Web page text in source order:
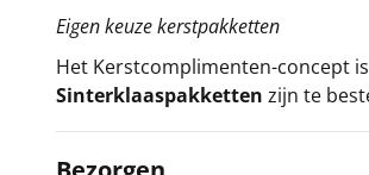
Eigen keuze kerstpakketten
Het Kerstcomplimenten-concept
Sinterklaaspakketten zijn te